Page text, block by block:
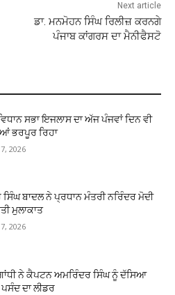
Next article
ਡਾ. ਮਨਮੋਹਨ ਸਿੰਘ ਰਿਲੀਜ਼ ਕਰਨਗੇ
ਪੰਜਾਬ ਕਾਂਗਰਸ ਦਾ ਮੈਨੀਫੈਸਟੋ
ਸਭਾ ਇਜਲਾਸ ਦਾ ਅੱਜ ਪੰਜਵਾਂ ਦਿਨ ਵੀ
ਭਰਪੂਰ ਰਿਹਾ
2026
ਸਿੰਘ ਬਾਦਲ ਨੇ ਪ੍ਰਧਾਨ ਮੰਤਰੀ ਨਰਿੰਦਰ ਮੋਦੀ
ਮੁਲਾਕਾਤ
2026
ਨੇ ਕੈਪਟਨ ਅਮਰਿੰਦਰ ਸਿੰਘ ਨੂੰ ਦੱਸਿਆ
ਦਾ ਲੀਡਰ